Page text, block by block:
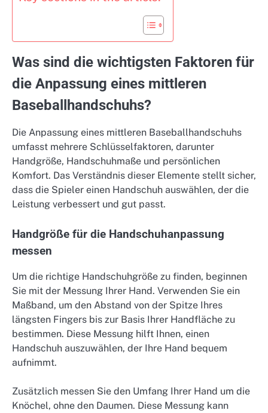
Was sind die wichtigsten Faktoren für
die Anpassung eines mittleren
Baseballhandschuhs?
Die Anpassung eines mittleren Baseballhandschuhs
umfasst mehrere Schlüsselfaktoren, darunter
Handgröße, Handschuhmaße und persönlichen
Komfort. Das Verständnis dieser Elemente stellt sicher,
dass die Spieler einen Handschuh auswählen, der die
Leistung verbessert und gut passt.
Handgröße für die Handschuhanpassung
messen
Um die richtige Handschuhgröße zu finden, beginnen
Sie mit der Messung Ihrer Hand. Verwenden Sie ein
Maßband, um den Abstand von der Spitze Ihres
längsten Fingers bis zur Basis Ihrer Handfläche zu
bestimmen. Diese Messung hilft Ihnen, einen
Handschuh auszuwählen, der Ihre Hand bequem
aufnimmt.
Zusätzlich messen Sie den Umfang Ihrer Hand um die
Knöchel, ohne den Daumen. Diese Messung kann